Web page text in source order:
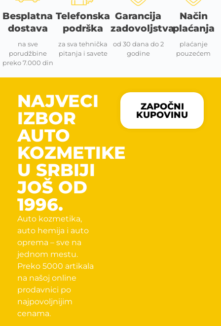
Besplatna
dostava
na sve
porudžbine
preko 7.000 din
Telefonska
podrška
za sva tehnička
pitanja i savete
Garancija
zadovoljstva
od 30 dana do 2
godine
Način
plaćanja
plaćanje
pouzećem
NAJVECI
IZBOR
AUTO
KOZMETIKE
U SRBIJI
JOŠ OD
1996.
Auto kozmetika,
auto hemija i auto
oprema – sve na
jednom mestu.
Preko 5000 artikala
na našoj online
prodavnici po
najpovoljnijim
cenama.
ZAPOČNI
KUPOVINU